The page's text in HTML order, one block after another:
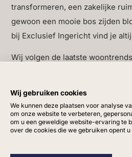
transformeren, een zakelijke
gewoon een mooie bos zijden
bij Exclusief Ingericht vind je
Wij volgen de laatste
aansluiten bij de nieuwste
interieurdesign, zonder dat ze
verliezen.
Wij gebruiken cookies
We kunnen deze plaatsen voor analyse
om onze website te verbeteren,
om u een geweldige website-ervaring te
over de cookies die we gebruiken opent